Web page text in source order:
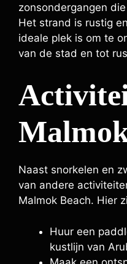
zonsondergangen
Het strand is rustig
ideale plek is om te
van de stad en tot
Naast snorkelen en
van andere
Malmok Beach. Hier
Huur een
kustlijn van